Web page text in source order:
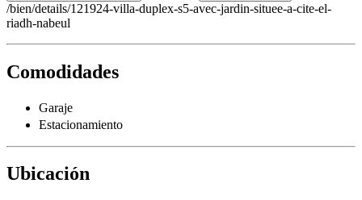
/bien/details/121924-villa-duplex-s5-avec-jardin-situee-a-cite-el-
riadh-nabeul
Comodidades
Garaje
Estacionamiento
Ubicación